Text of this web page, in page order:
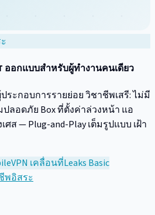
ออกแบบสำหรับผู้ทำงานคนเดียว
ระกอบการรายย่อย วิชาชีพเสรี: ไม่มี
ลอดภัย Box ที่ตั้งค่าล่วงหน้า แอ
ส — Plug-and-Play เต็มรูปแบบ เฝ้า
VPN เคลื่อนที่Leaks Basic
พอิสระ